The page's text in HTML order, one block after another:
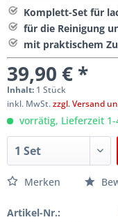
Komplett-Set für
für die Reinigung
mit praktischem
39,90 € *
Inhalt: 1 Stück
inkl. MwSt.zzgl. Versand
vorrätig, Lieferzeit
Merken
Artikel-Nr.: